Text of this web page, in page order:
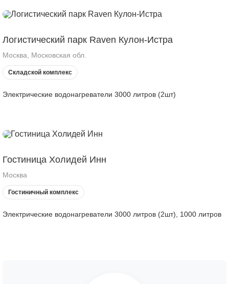
Логистический парк Raven Кулон-Истра
Москва, Московская обл.
Складской комплекс
Электрические водонагреватели 3000 литров (2шт)
Гостиница Холидей Инн
Москва
Гостиничный комплекс
Электрические водонагреватели 3000 литров (2шт), 1000 литров